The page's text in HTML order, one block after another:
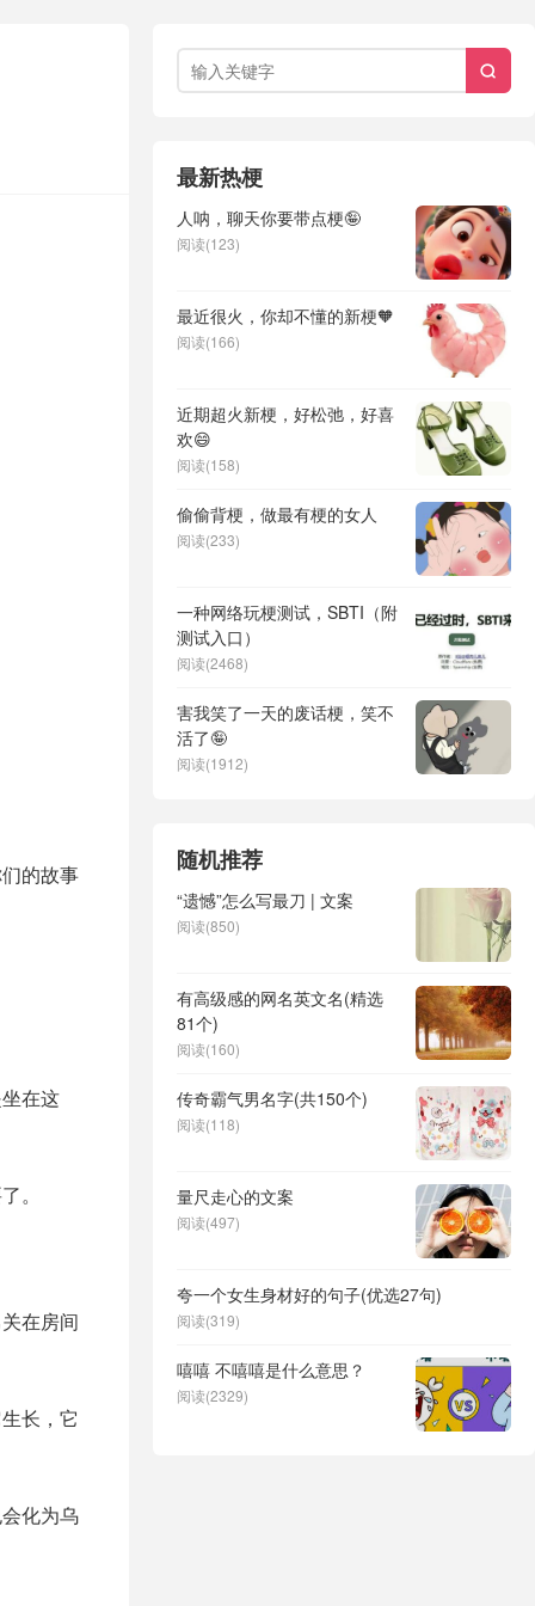
的故事
在这
。
在房间
长，它
化为乌

最新热梗
人呐，聊天你要带点梗🤪
阅读(123)
最近很火，你却不懂的新梗🧡
阅读(166)
近期超火新梗，好松弛，好喜
欢😄
阅读(158)
偷偷背梗，做最有梗的女人
阅读(233)
一种网络玩梗测试，SBTI（附
测试入口）
阅读(2468)
害我笑了一天的废话梗，笑不
活了🤪
阅读(1912)
随机推荐
“遗憾”怎么写最刀 | 文案
阅读(850)
有高级感的网名英文名(精选
81个)
阅读(160)
传奇霸气男名字(共150个)
阅读(118)
量尺走心的文案
阅读(497)
夸一个女生身材好的句子(优选27句)
阅读(319)
嘻嘻 不嘻嘻是什么意思？
阅读(2329)